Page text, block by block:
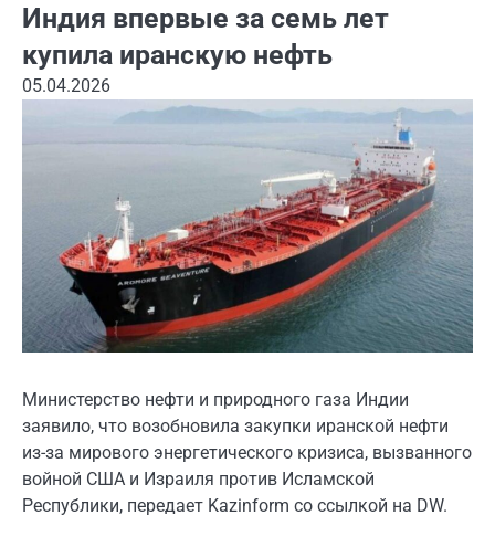
Индия впервые за семь лет
купила иранскую нефть
05.04.2026
Министерство нефти и природного газа Индии
заявило, что возобновила закупки иранской нефти
из-за мирового энергетического кризиса, вызванного
войной США и Израиля против Исламской
Республики, передает Kazinform со ссылкой на DW.